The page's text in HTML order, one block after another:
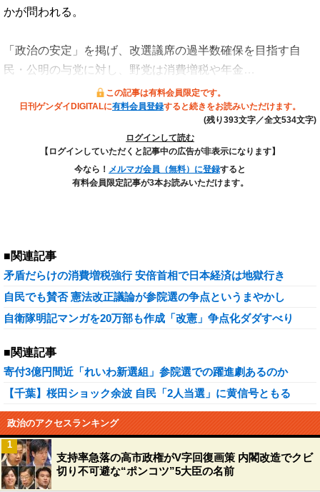
かが問われる。
「政治の安定」を掲げ、改選議席の過半数確保を目指す自
民・公明の与党に対し、野党は消費増税や年金…
この記事は有料会員限定です。
日刊ゲンダイDIGITALに有料会員登録すると続きをお読みいただけます。
(残り393文字／全文534文字)
ログインして読む
【ログインしていただくと記事中の広告が非表示になります】
今なら！ メルマガ会員（無料）に登録すると
有料会員限定記事が3本お読みいただけます。
■関連記事
矛盾だらけの消費増税強行 安倍首相で日本経済は地獄行き
自民でも賛否 憲法改正議論が参院選の争点というまやかし
自衛隊明記マンガを20万部も作成「改憲」争点化ダダすべり
■関連記事
寄付3億円間近「れいわ新選組」参院選での躍進劇あるのか
【千葉】桜田ショック余波 自民「2人当選」に黄信号ともる
政治のアクセスランキング
支持率急落の高市政権がV字回復画策 内閣改造でクビ
切り不可避な“ポンコツ”5大臣の名前
1